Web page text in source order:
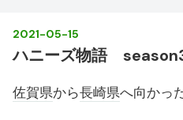
2021-05-15
ハニーズ物語
佐賀県から長崎県へ向かっ